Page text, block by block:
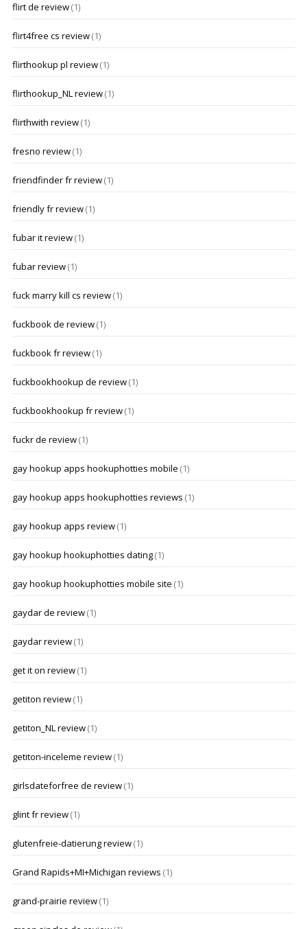
flirt de review(1)
flirt4free cs review(1)
flirthookup pl review(1)
flirthookup_NL review(1)
flirthwith review(1)
fresno review(1)
friendfinder fr review(1)
friendly fr review(1)
fubar it review(1)
fubar review(1)
fuck marry kill cs review(1)
fuckbook de review(1)
fuckbook fr review(1)
fuckbookhookup de review(1)
fuckbookhookup fr review(1)
fuckr de review(1)
gay hookup apps hookuphotties mobile (1)
gay hookup apps hookuphotties reviews (1)
gay hookup apps review(1)
gay hookup hookuphotties dating(1)
gay hookup hookuphotties mobile site (1)
gaydar de review(1)
gaydar review(1)
get it on review(1)
getiton review(1)
getiton_NL review(1)
getiton-inceleme review(1)
girlsdateforfree de review(1)
glint fr review(1)
glutenfreie-datierung review(1)
Grand Rapids+MI+Michigan reviews (1)
grand-prairie review(1)